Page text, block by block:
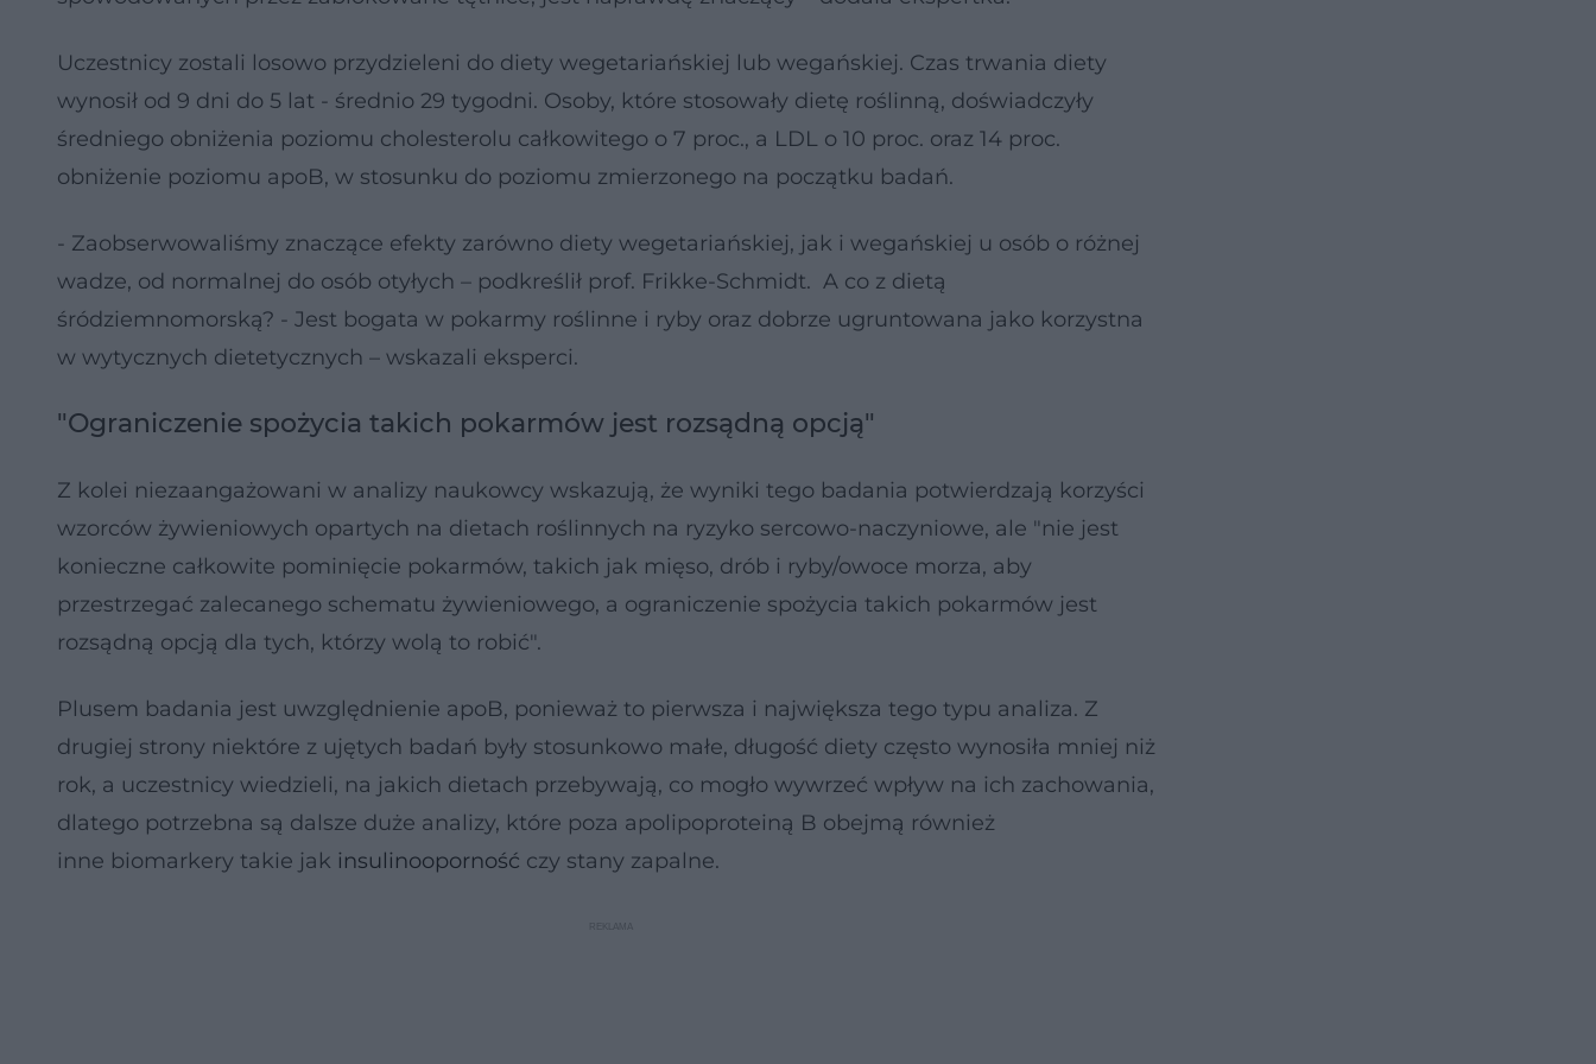
Uczestnicy zostali losowo przydzieleni do diety wegetariańskiej lub wegańskiej. Czas trwania diety
wynosił od 9 dni do 5 lat - średnio 29 tygodni. Osoby, które stosowały dietę roślinną, doświadczyły
średniego obniżenia poziomu cholesterolu całkowitego o 7 proc., a LDL o 10 proc. oraz 14 proc.
obniżenie poziomu apoB, w stosunku do poziomu zmierzonego na początku badań.
- Zaobserwowaliśmy znaczące efekty zarówno diety wegetariańskiej, jak i wegańskiej u osób o różnej
wadze, od normalnej do osób otyłych – podkreślił prof. Frikke-Schmidt. A co z dietą
śródziemnomorską? - Jest bogata w pokarmy roślinne i ryby oraz dobrze ugruntowana jako korzystna
w wytycznych dietetycznych – wskazali eksperci.
"Ograniczenie spożycia takich pokarmów jest rozsądną opcją"
Z kolei niezaangażowani w analizy naukowcy wskazują, że wyniki tego badania potwierdzają korzyści
wzorców żywieniowych opartych na dietach roślinnych na ryzyko sercowo-naczyniowe, ale "nie jest
konieczne całkowite pominięcie pokarmów, takich jak mięso, drób i ryby/owoce morza, aby
przestrzegać zalecanego schematu żywieniowego, a ograniczenie spożycia takich pokarmów jest
rozsądną opcją dla tych, którzy wolą to robić".
Plusem badania jest uwzględnienie apoB, ponieważ to pierwsza i największa tego typu analiza. Z
drugiej strony niektóre z ujętych badań były stosunkowo małe, długość diety często wynosiła mniej niż
rok, a uczestnicy wiedzieli, na jakich dietach przebywają, co mogło wywrzeć wpływ na ich zachowania,
dlatego potrzebna są dalsze duże analizy, które poza apolipoproteiną B obejmą również
inne biomarkery takie jak insulinooporność czy stany zapalne.